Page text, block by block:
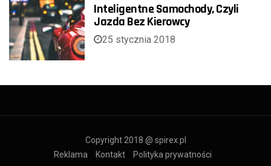
Inteligentne Samochody, Czyli
Jazda Bez Kierowcy
25 stycznia 2018
Copyright 2018 @ spirex.pl
Reklama
Kontakt Polityka prywatności